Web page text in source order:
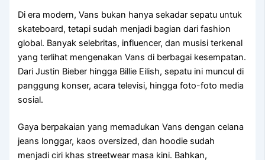
Di era modern, Vans bukan hanya sekadar sepatu untuk
skateboard, tetapi sudah menjadi bagian dari fashion
global. Banyak selebritas, influencer, dan musisi terkenal
yang terlihat mengenakan Vans di berbagai kesempatan.
Dari Justin Bieber hingga Billie Eilish, sepatu ini muncul di
panggung konser, acara televisi, hingga foto-foto media
sosial.
Gaya berpakaian yang memadukan Vans dengan celana
jeans longgar, kaos oversized, dan hoodie sudah
menjadi ciri khas streetwear masa kini. Bahkan,